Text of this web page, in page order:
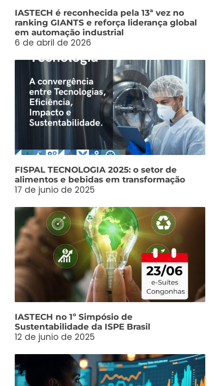
IASTECH é reconhecida pela 13ª vez no
ranking GIANTS e reforça liderança global
em automação industrial
6 de abril de 2026
FISPAL TECNOLOGIA 2025: o setor de
alimentos e bebidas em transformação
17 de junio de 2025
IASTECH no 1º Simpósio de
Sustentabilidade da ISPE Brasil
12 de junio de 2025